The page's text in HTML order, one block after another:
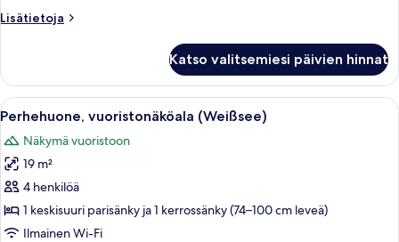
Lisätietoja
Lisätietoja
standard-
huone
Katso valitsemiesi päivien hinnat
Avaa
kaikki
huonetyypin
Perhehuone,
vuoristonäköala
(Weißsee)
kuvat
Kerrossängyllä varustettu huone,
2
Perhehuone, vuoristonäköala (Weißsee)
Näkymä vuoristoon
19 m²
4 henkilöä
1 keskisuuri parisänky ja 1 kerrossänky (74–100 cm leveä)
Ilmainen Wi-Fi